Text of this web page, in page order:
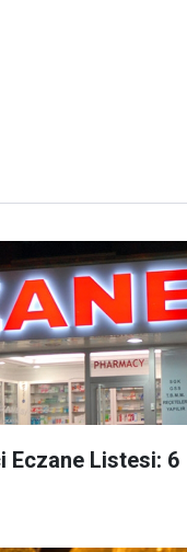
Eczane Listesi: 6